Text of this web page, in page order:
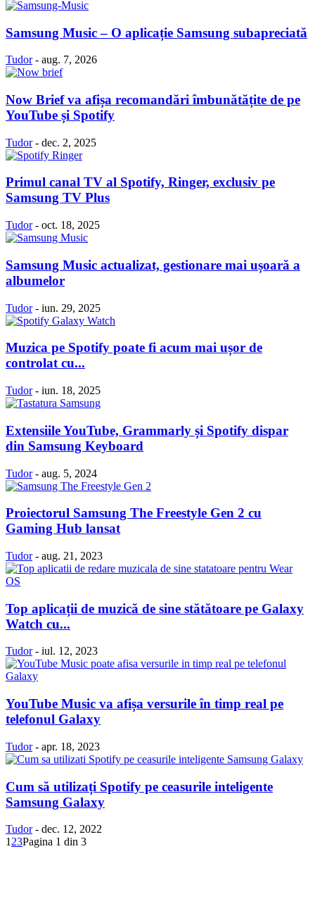
Samsung Music – O aplicație Samsung subapreciată
Tudor - aug. 7, 2026
Now Brief va afișa recomandări îmbunătățite de pe
YouTube și Spotify
Tudor - dec. 2, 2025
Primul canal TV al Spotify, Ringer, exclusiv pe
Samsung TV Plus
Tudor - oct. 18, 2025
Samsung Music actualizat, gestionare mai ușoară a
albumelor
Tudor - iun. 29, 2025
Muzica pe Spotify poate fi acum mai ușor de
controlat cu...
Tudor - iun. 18, 2025
Extensiile YouTube, Grammarly și Spotify dispar
din Samsung Keyboard
Tudor - aug. 5, 2024
Proiectorul Samsung The Freestyle Gen 2 cu
Gaming Hub lansat
Tudor - aug. 21, 2023
Top aplicații de muzică de sine stătătoare pe Galaxy
Watch cu...
Tudor - iul. 12, 2023
YouTube Music va afișa versurile în timp real pe
telefonul Galaxy
Tudor - apr. 18, 2023
Cum să utilizați Spotify pe ceasurile inteligente
Samsung Galaxy
Tudor - dec. 12, 2022
1 23Pagina 1 din 3